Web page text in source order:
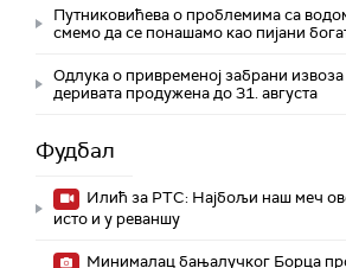
Путниковићева о проблемима са
смемо да се понашамо као пијани
Одлука о привременој забрани
деривата продужена до 31. августа
Фудбал
Илић за РТС: Најбољи наш меч
исто и у реваншу
Минималац бањалучког Борца